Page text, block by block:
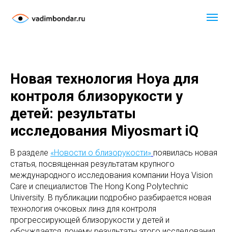
Новая технология Hoya для
контроля близорукости у
детей: результаты
исследования Miyosmart iQ
В разделе «Новости о близорукости» появилась новая
статья, посвященная результатам крупного
международного исследования компании Hoya Vision
Care и специалистов The Hong Kong Polytechnic
University. В публикации подробно разбирается новая
технология очковых линз для контроля
прогрессирующей близорукости у детей и